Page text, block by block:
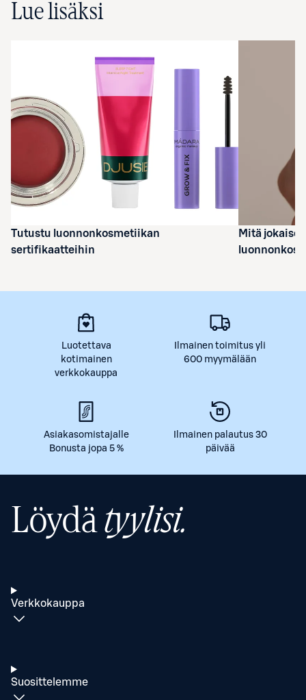
Lue lisäksi
Tutustu luonnonkosmetiikan
sertifikaatteihin
Mitä
Luotettava
kotimainen
verkkokauppa
Ilmainen toimitus yli
600 myymälään
Asiakasomistajalle
Bonusta jopa 5 %
Ilmainen palautus 30
päivää
Löydätyylisi.
Verkkokauppa
Suosittelemme